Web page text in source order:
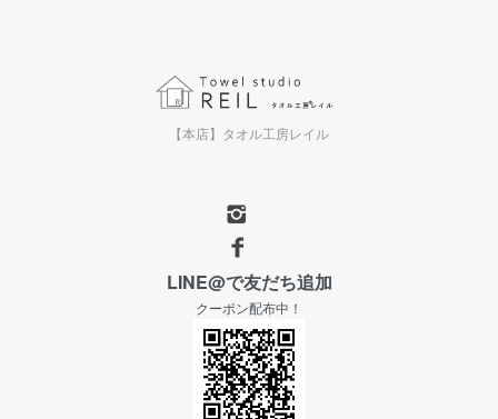
【本店】タオル工房レイル
LINE@で友だち追加
クーポン配布中！